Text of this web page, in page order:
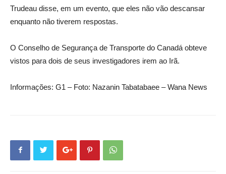
Trudeau disse, em um evento, que eles não vão descansar
enquanto não tiverem respostas.
O Conselho de Segurança de Transporte do Canadá obteve
vistos para dois de seus investigadores irem ao Irã.
Informações: G1 – Foto: Nazanin Tabatabaee – Wana News